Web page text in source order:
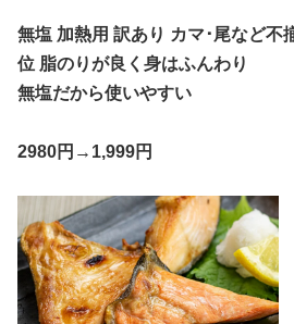
無塩 加熱用 訳あり カマ･尾など不
位 脂のりが良く身はふんわり
無塩だから使いやすい
2980円→1,999円